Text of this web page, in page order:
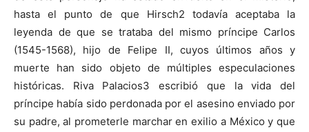
hasta el punto de que Hirsch2 todavía aceptaba la
leyenda de que se trataba del mismo príncipe Carlos
(1545-1568), hijo de Felipe II, cuyos últimos años y
muerte han sido objeto de múltiples especulaciones
históricas. Riva Palacios3 escribió que la vida del
príncipe había sido perdonada por el asesino enviado por
su padre, al prometerle marchar en exilio a México y que